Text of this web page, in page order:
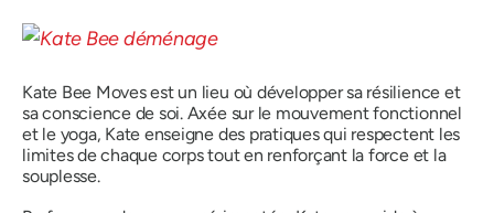
Kate Bee Moves est un lieu où développer sa résilience et
sa conscience de soi. Axée sur le mouvement fonctionnel
et le yoga, Kate enseigne des pratiques qui respectent les
limites de chaque corps tout en renforçant la force et la
souplesse.